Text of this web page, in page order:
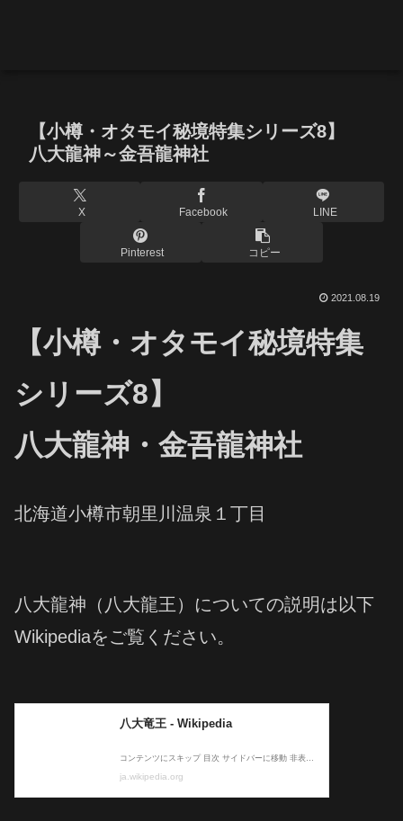
【小樽・オタモイ秘境特集シリーズ8】
八大龍神～金吾龍神社
X Facebook LINE
Pinterest コピー
2021.08.19
【小樽・オタモイ秘境特集
シリーズ8】
八大龍神・金吾龍神社
北海道小樽市朝里川温泉１丁目
八大龍神（八大龍王）についての説明は以下
Wikipediaをご覧ください。